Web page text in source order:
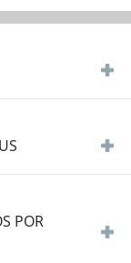
Dirección
autoridades
virus que
POR